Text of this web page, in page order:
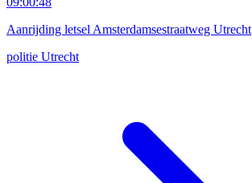
Aanrijding letsel Amsterdamsestraatweg Utrecht
politie Utrecht